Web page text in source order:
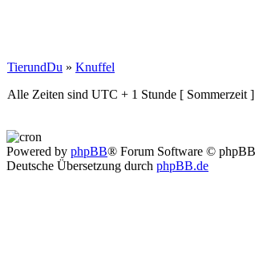
TierundDu » Knuffel
Alle Zeiten sind UTC + 1 Stunde [ Sommerzeit ]
Powered by phpBB® Forum Software ©
Deutsche Übersetzung durch phpBB.de